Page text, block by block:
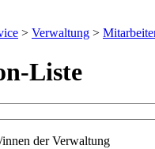
> Verwaltung >
Liste
der Verwaltung